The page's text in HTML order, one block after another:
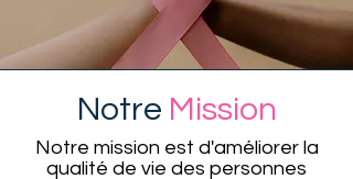
Notre Mission
Notre mission est d'améliorer la
qualité de vie des personnes